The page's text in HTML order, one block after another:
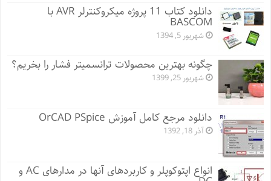
دانلود کتاب 11 پروژه میکروکنترلر AVR با
BASCOM
شهریور 5, 1394
چگونه بهترین محصولات ترانسمیتر فشار را بخریم؟
شهریور 25, 1399
دانلود مرجع کامل آموزش OrCAD PSpice
آذر 18, 1392
انواع اپتوکوپلر و کاربردهای آنها در مدارهای AC و